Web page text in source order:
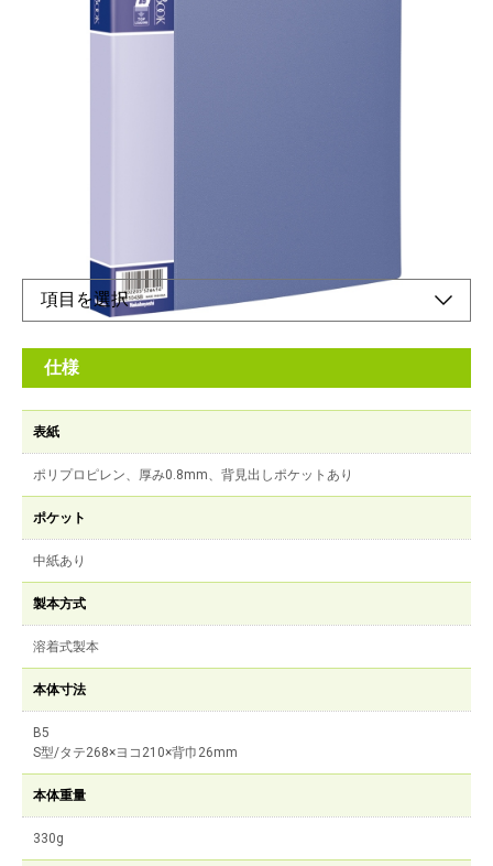
仕様
表紙
ポリプロピレン、厚み0.8mm、背見出しポケットあり
ポケット
中紙あり
製本方式
溶着式製本
本体寸法
B5
S型/タテ268×ヨコ210×背巾26mm
本体重量
330g